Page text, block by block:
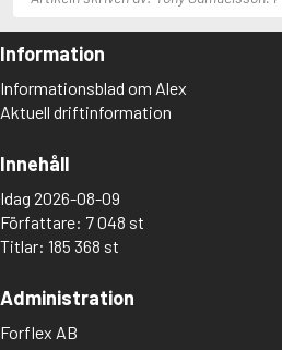
Adams, Herbert
Adams, Jane
Adams, Richard
Adbåge, Emma
Adbåge, Lisen
Adichie, Chimamanda Ngozi
Adler-Olsen, Jussi
Adlerbeth, Gudmund Jöran
Adnan, Etel
Adolfsson, Evert
Adolfsson, Josefine
Information
Informationsblad om Alex
Aktuell driftinformation
Innehåll
Idag 2026-08-09
Författare: 7 048 st
Titlar: 185 368 st
Administration
Forflex AB